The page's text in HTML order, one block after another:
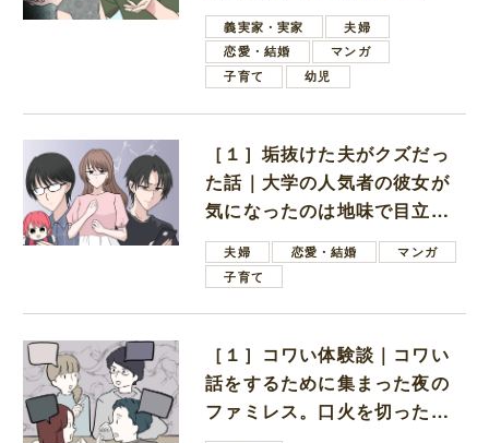
しいと言ってきた
義実家・実家
夫婦
恋愛・結婚
マンガ
子育て
幼児
［１］垢抜けた夫がクズだっ
た話｜大学の人気者の彼女が
気になったのは地味で目立た
ない男子学生
夫婦 恋愛・結婚
マンガ
子育て
［１］コワい体験談｜コワい
話をするために集まった夜の
ファミレス。口火を切ったの